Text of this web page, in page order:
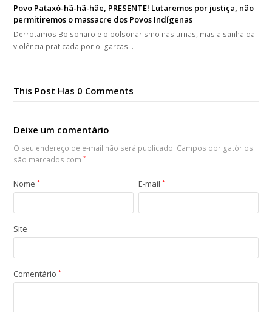
Povo Pataxó-hã-hã-hãe, PRESENTE! Lutaremos por justiça, não
permitiremos o massacre dos Povos Indígenas
Derrotamos Bolsonaro e o bolsonarismo nas urnas, mas a sanha da
violência praticada por oligarcas…
This Post Has 0 Comments
Deixe um comentário
O seu endereço de e-mail não será publicado. Campos obrigatórios
são marcados com*
Nome* E-mail*
Site
Comentário*